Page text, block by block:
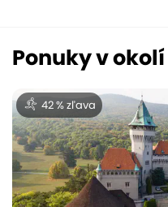
Ponuky v okolí
42 % zľava